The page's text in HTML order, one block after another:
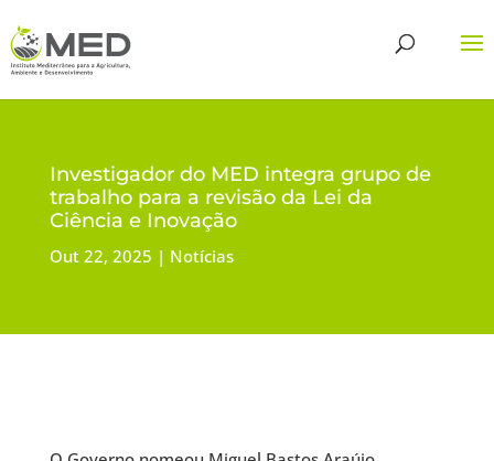
Investigador do MED integra grupo de
trabalho para a revisão da Lei da
Ciência e Inovação
Out 22, 2025 Notícias